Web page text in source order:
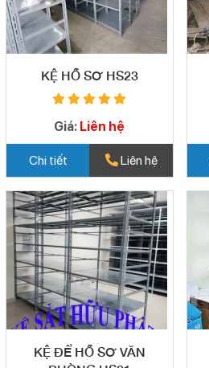
KỆ HỒ SƠ HS23
Giá: Liên hệ
Chi tiết Liên hệ
KỆ ĐỂ HỒ SƠ VĂN